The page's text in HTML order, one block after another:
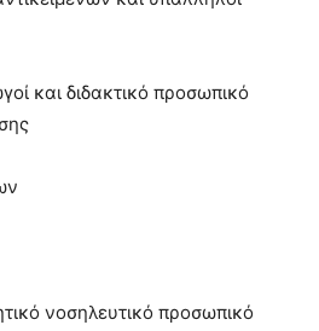
και διδακτικό προσωπικό
νοσηλευτικό προσωπικό